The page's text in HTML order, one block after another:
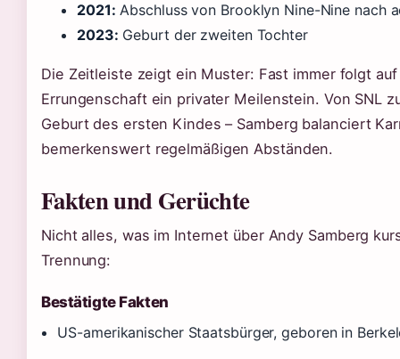
2021: Abschluss von Brooklyn Nine-Nine nach
2023: Geburt der zweiten Tochter
Die Zeitleiste zeigt ein Muster: Fast immer folgt
Errungenschaft ein privater Meilenstein. Von SNL
Geburt des ersten Kindes – Samberg balanciert
bemerkenswert regelmäßigen Abständen.
Fakten und Gerüchte
Nicht alles, was im Internet über Andy Samberg
Trennung:
Bestätigte Fakten
US-amerikanischer Staatsbürger, geboren in